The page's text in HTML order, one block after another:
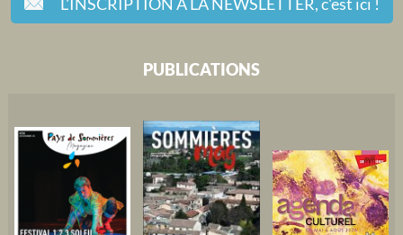
PUBLICATIONS